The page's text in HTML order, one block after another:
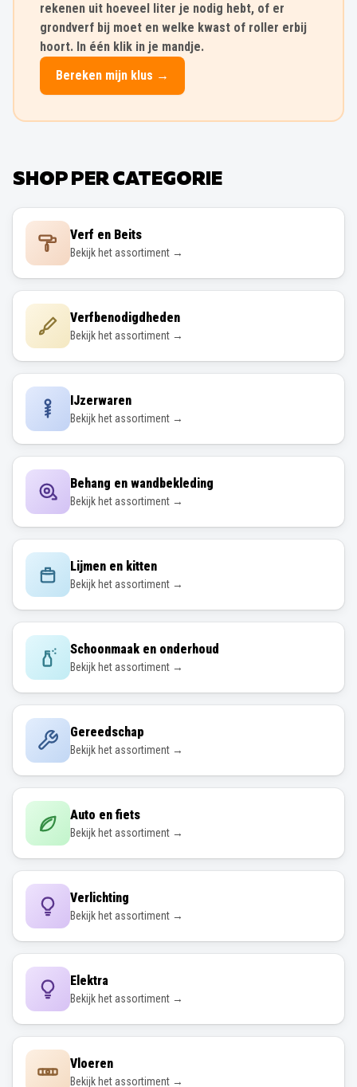
rekenen uit hoeveel liter je nodig hebt, of er
grondverf bij moet en welke kwast of roller erbij
hoort. In één klik in je mandje.
Bereken mijn klus →
SHOP PER CATEGORIE
Verf en Beits
Bekijk het assortiment →
Verfbenodigdheden
Bekijk het assortiment →
IJzerwaren
Bekijk het assortiment →
Behang en wandbekleding
Bekijk het assortiment →
Lijmen en kitten
Bekijk het assortiment →
Schoonmaak en onderhoud
Bekijk het assortiment →
Gereedschap
Bekijk het assortiment →
Auto en fiets
Bekijk het assortiment →
Verlichting
Bekijk het assortiment →
Elektra
Bekijk het assortiment →
Vloeren
Bekijk het assortiment →